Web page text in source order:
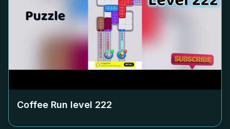
Coffee Run level 222